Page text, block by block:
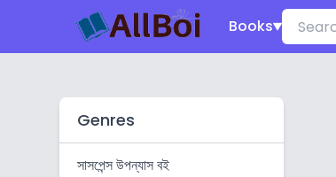
Books
Genres
সাসপেন্স উপন্যাস বই